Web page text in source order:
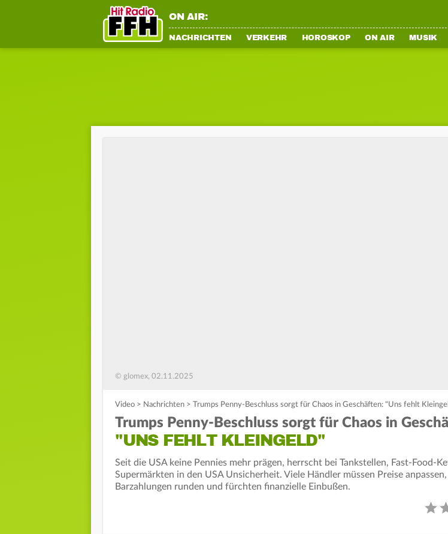
ON AIR:
NACHRICHTEN VERKEHR HOROSKOP ON AIR MUSIK
© glomex, 02.11.2025
Video > Nachrichten > Trumps Penny-Beschluss sorgt für Chaos in Geschäften: "Uns fehlt
Trumps Penny-Beschluss sorgt für Chaos in
"UNS FEHLT KLEINGELD"
Seit die USA keine Pennies mehr prägen, herrscht bei Tankstellen, Fast-Food-
Supermärkten in den USA Unsicherheit. Viele Händler müssen Preise anpassen,
Barzahlungen runden und fürchten finanzielle Einbußen.